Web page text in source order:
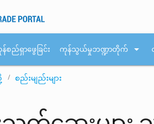
စည်ရှာဖွေခြင်း ကုန်သွယ်မှုဘဏ္ဍာတိုက် arrow_drop_down
စည်းမျည်းများ